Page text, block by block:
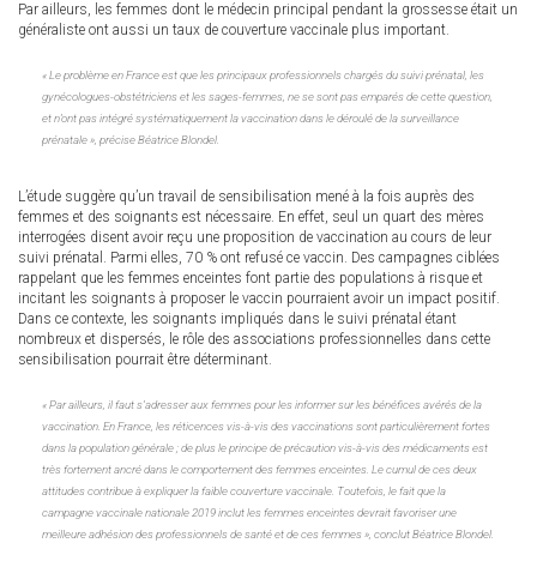
Par ailleurs, les femmes dont le médecin principal pendant la grossesse était un
généraliste ont aussi un taux de couverture vaccinale plus important.
« Le problème en France est que les principaux professionnels chargés du suivi prénatal, les
gynécologues-obstétriciens et les sages-femmes, ne se sont pas emparés de cette question,
et n’ont pas intégré systématiquement la vaccination dans le déroulé de la surveillance
prénatale », précise Béatrice Blondel.
L’étude suggère qu’un travail de sensibilisation mené à la fois auprès des
femmes et des soignants est nécessaire. En effet, seul un quart des mères
interrogées disent avoir reçu une proposition de vaccination au cours de leur
suivi prénatal. Parmi elles, 70 % ont refusé ce vaccin. Des campagnes ciblées
rappelant que les femmes enceintes font partie des populations à risque et
incitant les soignants à proposer le vaccin pourraient avoir un impact positif.
Dans ce contexte, les soignants impliqués dans le suivi prénatal étant
nombreux et dispersés, le rôle des associations professionnelles dans cette
sensibilisation pourrait être déterminant.
« Par ailleurs, il faut s’adresser aux femmes pour les informer sur les bénéfices avérés de la
vaccination. En France, les réticences vis-à-vis des vaccinations sont particulièrement fortes
dans la population générale ; de plus le principe de précaution vis-à-vis des médicaments est
très fortement ancré dans le comportement des femmes enceintes. Le cumul de ces deux
attitudes contribue à expliquer la faible couverture vaccinale. Toutefois, le fait que la
campagne vaccinale nationale 2019 inclut les femmes enceintes devrait favoriser une
meilleure adhésion des professionnels de santé et de ces femmes », conclut Béatrice Blondel.